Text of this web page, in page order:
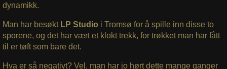
dynamikk.
Man har besøkt LP Studio i Tromsø for å spille inn disse to
sporene, og det har vært et klokt trekk, for trøkket man har fått
til er tøft som bare det.
Hva er så negativt? Vel, man har jo hørt dette mange ganger